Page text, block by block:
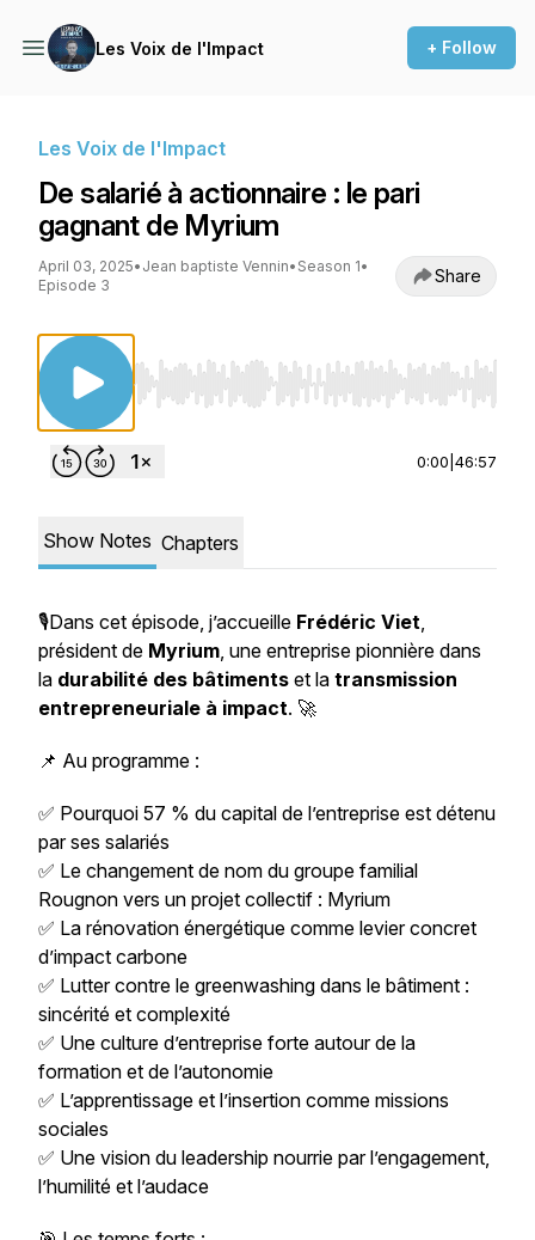
Les Voix de l'Impact + Follow
Les Voix de l'Impact
De salarié à actionnaire : le pari
gagnant de Myrium
April 03, 2025• Jean baptiste Vennin• Season 1•
Episode 3
Share
Use Left/Right to seek, Home/End to jump
0:00 46:57
Show Notes Chapters
🎙️Dans cet épisode, j’accueille Frédéric Viet,
président de Myrium, une entreprise pionnière dans
la durabilité des bâtiments et la transmission
entrepreneuriale à impact. 🚀
📌 Au programme :
✅ Pourquoi 57 % du capital de l’entreprise est détenu
par ses salariés
✅ Le changement de nom du groupe familial
Rougnon vers un projet collectif : Myrium
✅ La rénovation énergétique comme levier concret
d’impact carbone
✅ Lutter contre le greenwashing dans le bâtiment :
sincérité et complexité
✅ Une culture d’entreprise forte autour de la
formation et de l’autonomie
✅ L’apprentissage et l’insertion comme missions
sociales
✅ Une vision du leadership nourrie par l’engagement,
l’humilité et l’audace